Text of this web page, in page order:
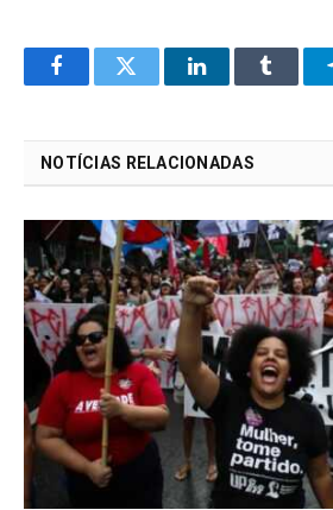
FacebookTwitter LinkedInTumblr
NOTÍCIAS RELACIONADAS